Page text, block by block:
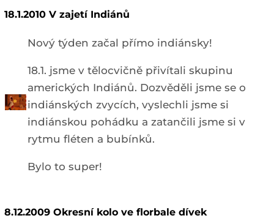
18.1.2010 V zajetí Indiánů
Nový týden začal přímo indiánsky!
18.1. jsme v tělocvičně přivítali skupinu
amerických Indiánů. Dozvěděli jsme se o
indiánských zvycích, vyslechli jsme si
indiánskou pohádku a zatančili jsme si v
rytmu fléten a bubínků.
Bylo to super!
8.12.2009 Okresní kolo ve florbale dívek